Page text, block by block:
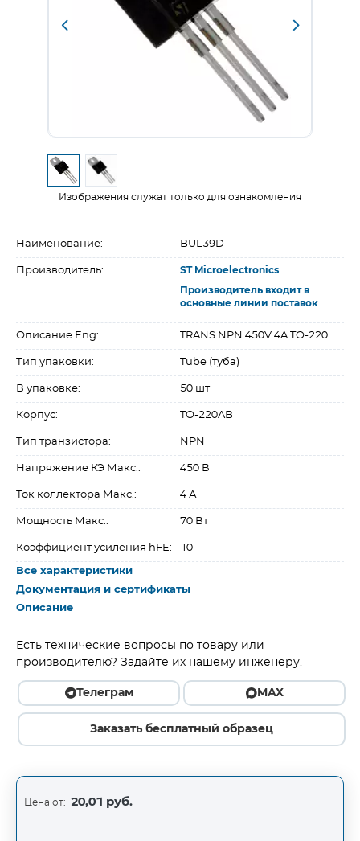
Изображения служат только для ознакомления
Наименование: BUL39D
Производитель: ST Microelectronics
Производитель входит в
основные линии поставок
Описание Eng: TRANS NPN 450V 4A TO-220
Тип упаковки: Tube (туба)
В упаковке: 50 шт
Корпус: TO-220AB
Тип транзистора: NPN
Напряжение КЭ Макс.: 450 В
Ток коллектора Макс.: 4 А
Мощность Макс.: 70 Вт
Коэффициент усиления hFE: 10
Все характеристики
Документация и сертификаты
Описание
Есть технические вопросы по товару или
производителю? Задайте их нашему инженеру.
Телеграм MAX
Заказать бесплатный образец
Цена от: 20,01 руб.